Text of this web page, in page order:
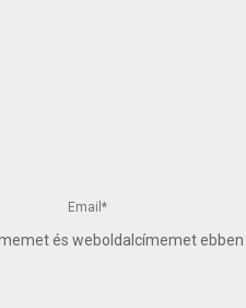
és weboldalcímemet